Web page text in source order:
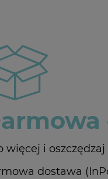
więcej i
dostawa